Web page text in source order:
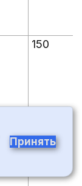
150
Принять